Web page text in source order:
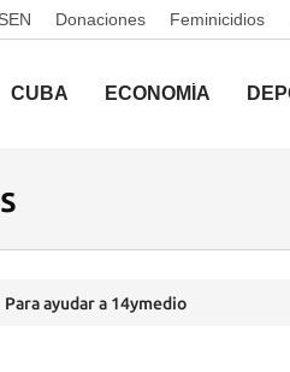
Donaciones Feminicidios
CUBA ECONOMÍA
Para ayudar a 14ymedio